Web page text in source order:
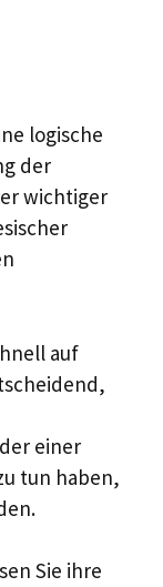
logische
der
wichtiger
auf
einer
tun haben,
Sie ihre